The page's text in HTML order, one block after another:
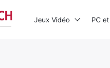
Jeux Vidéo PC